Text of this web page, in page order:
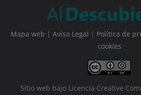
Mapa web | Aviso Legal | Política de
cookies
Sitio web bajo Licencia Creative